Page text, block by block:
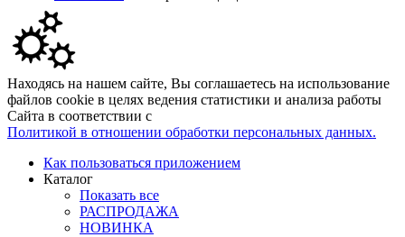
Находясь на нашем сайте, Вы соглашаетесь на использование
файлов cookie в целях ведения статистики и анализа работы
Сайта в соответствии с
Политикой в отношении обработки персональных данных.
Как пользоваться приложением
Каталог
Показать все
РАСПРОДАЖА
НОВИНКА